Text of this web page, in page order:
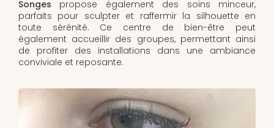
Songes propose également des soins minceur,
parfaits pour sculpter et raffermir la silhouette en
toute sérénité. Ce centre de bien-être peut
également accueillir des groupes, permettant ainsi
de profiter des installations dans une ambiance
conviviale et reposante.